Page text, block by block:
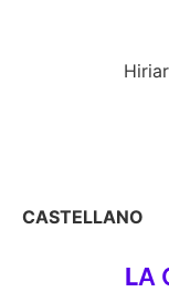
CASTELLANO
LA